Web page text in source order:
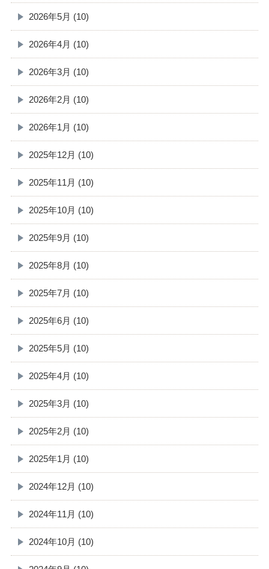
2026年5月 (10)
2026年4月 (10)
2026年3月 (10)
2026年2月 (10)
2026年1月 (10)
2025年12月 (10)
2025年11月 (10)
2025年10月 (10)
2025年9月 (10)
2025年8月 (10)
2025年7月 (10)
2025年6月 (10)
2025年5月 (10)
2025年4月 (10)
2025年3月 (10)
2025年2月 (10)
2025年1月 (10)
2024年12月 (10)
2024年11月 (10)
2024年10月 (10)